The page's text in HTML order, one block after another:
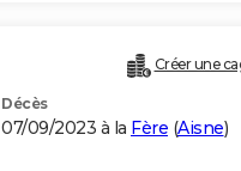
Créer une
Décès
07/09/2023 à la Fère (Aisne)